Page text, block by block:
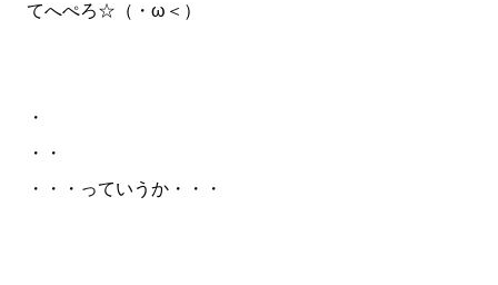
てへぺろ☆（・ω＜）
・
・・
・・・っていうか・・・